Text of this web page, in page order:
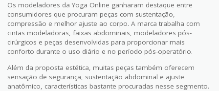
Os modeladores da Yoga Online ganharam destaque entre
consumidores que procuram peças com sustentação,
compressão e melhor ajuste ao corpo. A marca trabalha com
cintas modeladoras, faixas abdominais, modeladores pós-
cirúrgicos e peças desenvolvidas para proporcionar mais
conforto durante o uso diário e no período pós-operatório.
Além da proposta estética, muitas peças também oferecem
sensação de segurança, sustentação abdominal e ajuste
anatômico, características bastante procuradas nesse segmento.